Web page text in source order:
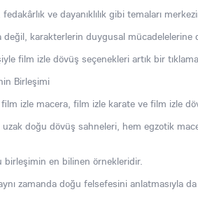
ve dayanıklılık gibi temaları
karakterlerin duygusal mücadelelerine
film izle dövüş seçenekleri artık bir
Birleşimi
film izle macera, film izle karate ve film izle
uzak doğu dövüş sahneleri, hem egzotik
en bilinen örnekleridir.
zamanda doğu felsefesini anlatmasıyla da